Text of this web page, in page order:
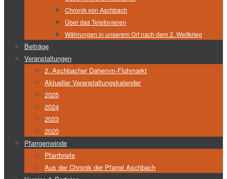
Chronik von Aschbach
Über das Telefonieren
Währungen in unserem Ort nach dem 2. Weltkrieg
Beiträge
Veranstaltungen
2. Aschbacher Dahemm-Flohmarkt
Aktueller Veranstaltungskalender
2025
2024
2023
2020
Pfarrgemeinde
Pfarrbriefe
Aus der Chronik der Pfarrei Aschbach